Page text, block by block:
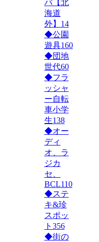
バ【北
海道
外】 14
◆公園
遊具160
◆団地
世代60
◆フラ
ッシャ
ー自転
車小学
生138
◆オー
ディ
オ、ラ
ジカ
セ、
BCL110
◆ステ
キ&珍
スポッ
ト 356
◆街の